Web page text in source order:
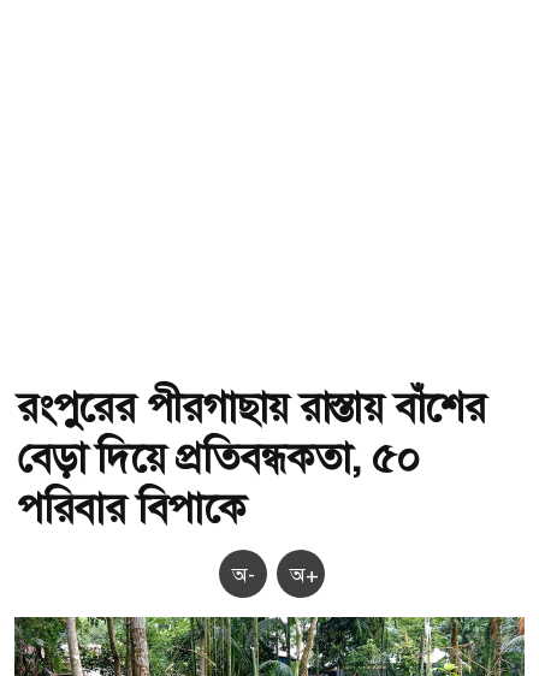
রংপুরের পীরগাছায় রাস্তায় বাঁশের
বেড়া দিয়ে প্রতিবন্ধকতা, ৫০
পরিবার বিপাকে
অ- অ+